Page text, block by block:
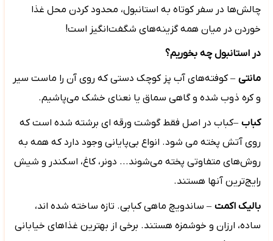
چالش‌ها در سفر کوتاه به استانبول، محدود کردن محل غذا
خوردن در میان همه گزینه‌های شگفت‌انگیز است!
در استانبول چه بخوریم؟
مانتی – کوفته‌های آب پز کوچک دستی که روی آن را ماست سیر
و کره ذوب شده و گاهی سماق یا نعنای خشک می‌پاشیم.
کباب – کباب در اصل فقط گوشت ورقه ای برشته شده است که
روی آتش پخته می شود. انواع بی‌پایانی وجود دارد که همه به
روش‌های متفاوتی پخته می‌شوند... دونر، کاغ، اسکندر و شیش
رایج‌ترین آنها هستند.
بالیک اکمت – ساندویچ ماهی کبابی. تازه ساخته شده اند،
ساده، ارزان و خوشمزه هستند. برخی از بهترین غذاهای خیابانی